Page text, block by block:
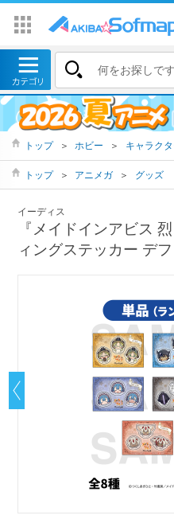
トップ ＞ ホビー ＞ キャラク
トップ ＞ アニメガ ＞ グッズ
イーディス
『メイドインアビス
ィングステッカー デ